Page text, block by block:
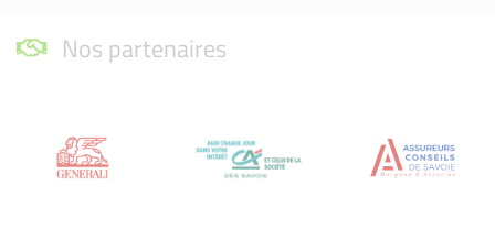
Nos partenaires